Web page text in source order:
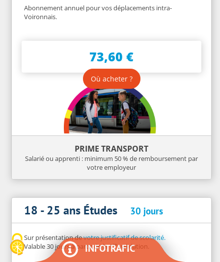
INFOTRAFIC
Abonnement annuel pour vos déplacements intra-
Voironnais.
73,60 €
Où acheter ?
PRIME TRANSPORT
Salarié ou apprenti : minimum 50 % de remboursement par
votre employeur
18 - 25 ans Études 30 jours
Sur présentation devotre justificatif de scolarité.
Valable 30 jours à partir de la 1revalidation.